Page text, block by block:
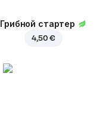
Грибной стартер
4,50 €